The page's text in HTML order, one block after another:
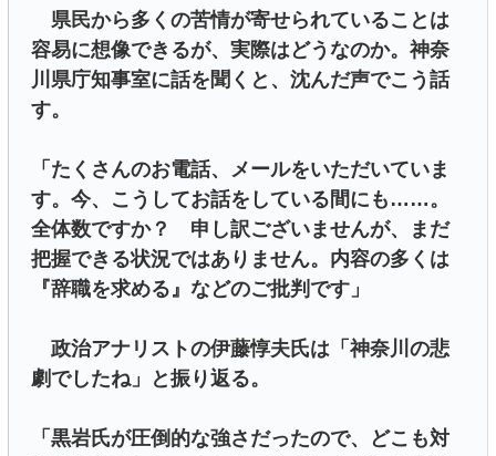
県民から多くの苦情が寄せられていることは
容易に想像できるが、実際はどうなのか。神奈
川県庁知事室に話を聞くと、沈んだ声でこう話
す。
「たくさんのお電話、メールをいただいていま
す。今、こうしてお話をしている間にも……。
全体数ですか？ 申し訳ございませんが、まだ
把握できる状況ではありません。内容の多くは
『辞職を求める』などのご批判です」
政治アナリストの伊藤惇夫氏は「神奈川の悲
劇でしたね」と振り返る。
「黒岩氏が圧倒的な強さだったので、どこも対